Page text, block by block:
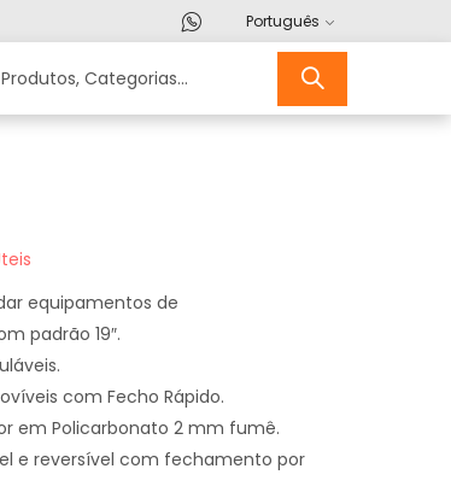
Português
equipamentos de
padrão 19″.
com Fecho Rápido.
em Policarbonato 2 mm fumê.
e reversível com fechamento por